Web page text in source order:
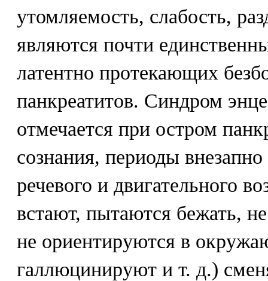
утомляемость, слабость,
являются почти
латентно протекающих
панкреатитов. Синдром
отмечается при остром
сознания, периоды
речевого и двигательного
встают, пытаются бежать,
не ориентируются в
галлюцинируют и т. д.)